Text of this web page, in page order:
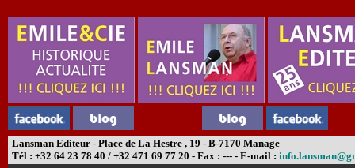
Lansman Editeur - Place de La Hestre , 19 - B-7170 Manage
Tél : +32 64 23 78 40 / +32 471 69 77 20 - Fax : --- - E-mail :